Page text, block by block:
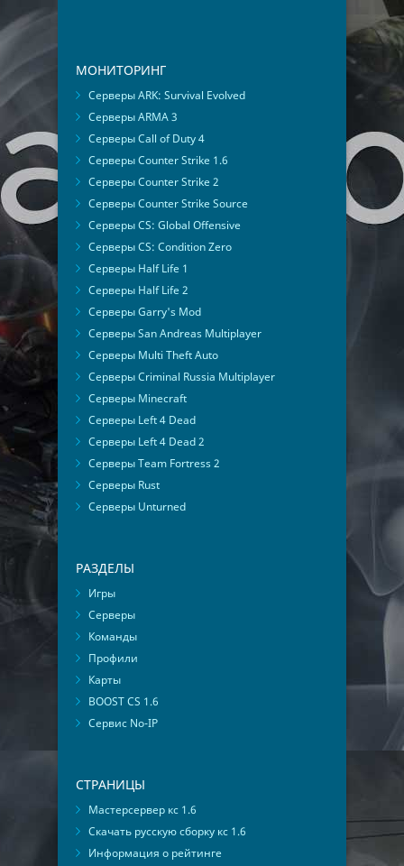
МОНИТОРИНГ
Серверы ARK: Survival Evolved
Серверы ARMA 3
Серверы Call of Duty 4
Серверы Counter Strike 1.6
Серверы Counter Strike 2
Серверы Counter Strike Source
Серверы CS: Global Offensive
Серверы CS: Condition Zero
Серверы Half Life 1
Серверы Half Life 2
Серверы Garry's Mod
Серверы San Andreas Multiplayer
Серверы Multi Theft Auto
Серверы Criminal Russia Multiplayer
Серверы Minecraft
Серверы Left 4 Dead
Серверы Left 4 Dead 2
Серверы Team Fortress 2
Серверы Rust
Серверы Unturned
РАЗДЕЛЫ
Игры
Серверы
Команды
Профили
Карты
BOOST CS 1.6
Сервис No-IP
СТРАНИЦЫ
Мастерсервер кс 1.6
Скачать русскую сборку кс 1.6
Информация о рейтинге